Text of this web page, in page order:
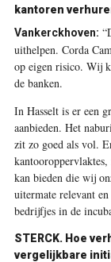
kantoren
Vankerckhoven:
uithelpen. Corda
op eigen risico. Wij
de banken.
In Hasselt is er een
aanbieden. Het
zit zo goed als vol.
kan bieden die wij
uitermate relevant
bedrijfjes in de
STERCK. Hoe
vergelijkbare